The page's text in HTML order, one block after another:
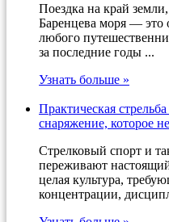
Поездка на край
Баренцева моря — это
любого
за последние годы ...
Узнать больше »
Практическая
снаряжение, которое
Стрелковый спорт и
переживают
целая культура,
концентрации,